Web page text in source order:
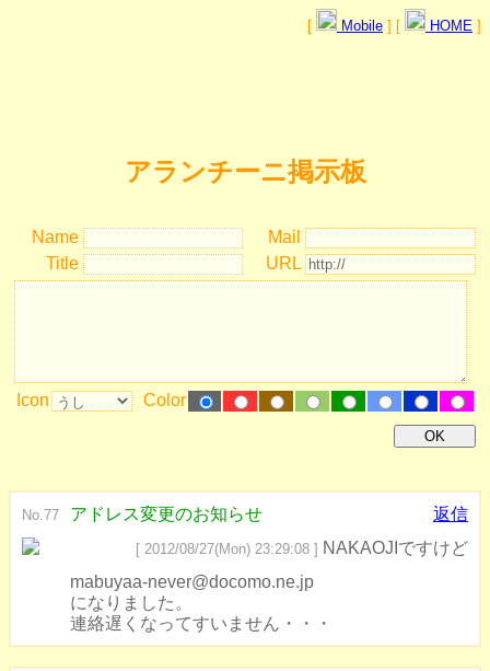
[ Mobile ] [ HOME ]
アランチーニ掲示板
Name
Mail
Title
URL
Icon Color
No.77 アドレス変更のお知らせ 返信
[ 2012/08/27(Mon) 23:29:08 ] NAKAOJIですけど
mabuyaa-never@docomo.ne.jp
になりました。
連絡遅くなってすいません・・・